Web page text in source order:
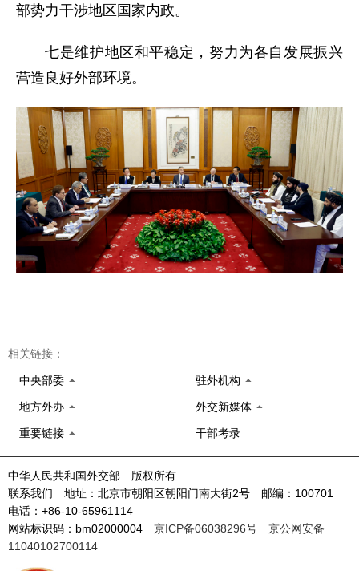
部势力干涉地区国家内政。
七是维护地区和平稳定，努力为各自发展振兴
营造良好外部环境。
相关链接：
中央部委 驻外机构
地方外办 外交新媒体
重要链接 干部考录
中华人民共和国外交部 版权所有
联系我们 地址：北京市朝阳区朝阳门南大街2号 邮编：100701
电话：+86-10-65961114
网站标识码：bm02000004 京ICP备06038296号
京公网安备
11040102700114